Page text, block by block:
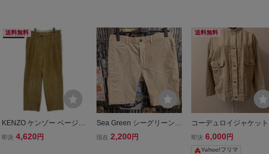
送料無料
KENZO ケンゾー ベージュ
コーデュロイパンツ ベー
即決 4,620 円
Sea Green シーグリーンメ
ンズ サマーコーデュロイ
現在 2,200 円
送料無料
コーデュロイジャケット
ベージュ ノーカラー ゆっ
即決 6,000 円
Yahoo!フリマ